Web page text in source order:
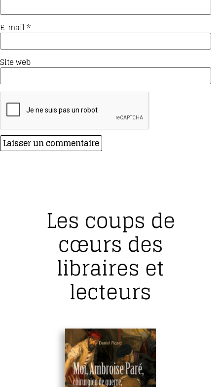
E-mail*
Site web
Les coups de
cœurs des
libraires et
lecteurs